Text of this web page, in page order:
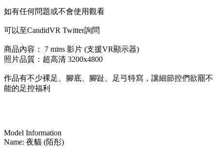
如有任何問題或不會使用觀看
可以至CandidVR Twitter詢問
商品內容： 7 mins 影片 (支援VR顯示器)
照片品質：超高清 3200x4800
作品有不少裸足、腳底、腳趾、足弓特寫，讓細節控們欲罷不
能的足控福利
Model Information
Name: 夜貓 (陌彤)